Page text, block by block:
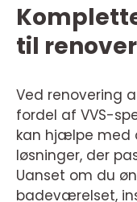
til
Ved renovering
fordel af VVS-
kan hjælpe med
løsninger, der
Uanset om du
badeværelset,